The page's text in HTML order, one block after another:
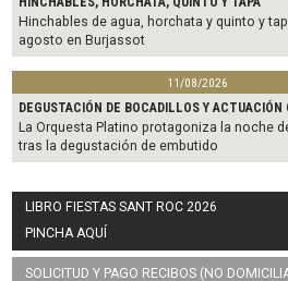
Hinchables de agua, horchata y quinto y
agosto en Burjassot
11/08/2026
DEGUSTACIÓN DE BOCADILLOS Y ACTUACIÓN
La Orquesta Platino protagoniza la noche
tras la degustación de embutido
LIBRO FIESTAS SANT ROC 2026
PINCHA AQUÍ
SOLICITUD Y PAGO RECIBOS (NO